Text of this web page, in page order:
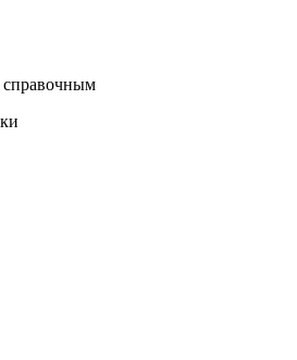
справочным